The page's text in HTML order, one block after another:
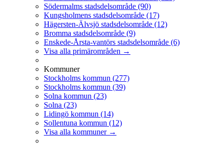
Södermalms stadsdelsområde (90)
Kungsholmens stadsdelsområde (17)
Hägersten-Älvsjö stadsdelsområde (12)
Bromma stadsdelsområde (9)
Enskede-Årsta-vantörs stadsdelsområde (6)
Visa alla primärområden →
Kommuner
Stockholms kommun (277)
Stockholms kommun (39)
Solna kommun (23)
Solna (23)
Lidingö kommun (14)
Sollentuna kommun (12)
Visa alla kommuner →